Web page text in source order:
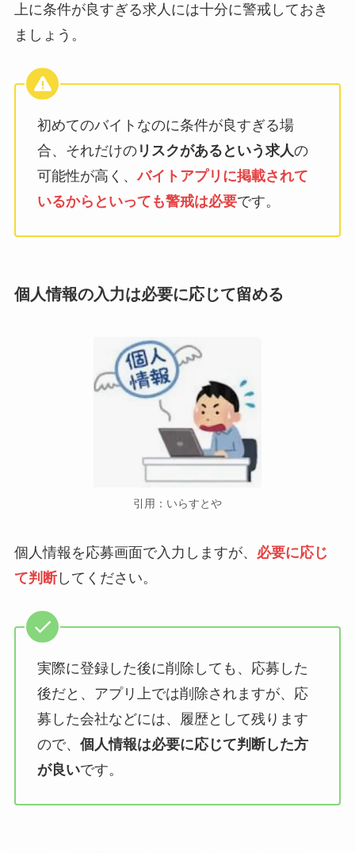
上に条件が良すぎる求人には十分に警戒しておき
ましょう。
初めてのバイトなのに条件が良すぎる場
合、それだけのリスクがあるという求人の
可能性が高く、バイトアプリに掲載されて
いるからといっても警戒は必要です。
個人情報の入力は必要に応じて留める
引用：いらすとや
個人情報を応募画面で入力しますが、 必要に応じ
て判断してください。
実際に登録した後に削除しても、応募した
後だと、アプリ上では削除されますが、応
募した会社などには、履歴として残ります
ので、 個人情報は必要に応じて判断した方
が良いです。